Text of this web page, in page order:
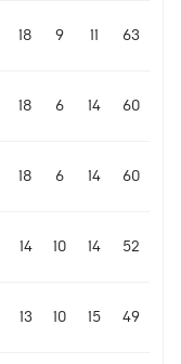
18 9 11 63
18 6 14 60
18 6 14 60
14 10 14 52
13 10 15 49